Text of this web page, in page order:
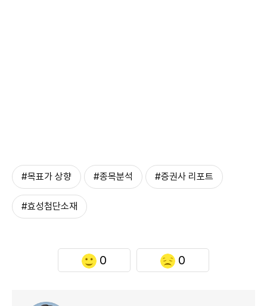
#목표가 상향 #종목분석 #증권사 리포트
#효성첨단소재
0 0